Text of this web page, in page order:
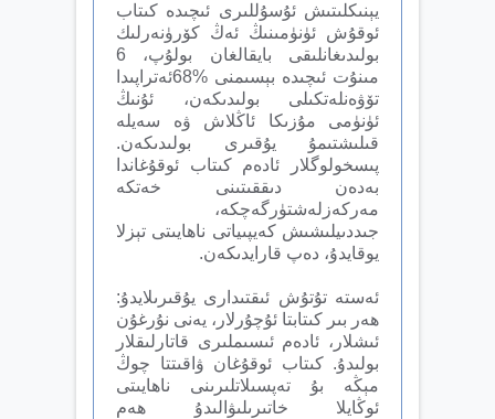
يېنىكلىتىش ئۇسۇللىرى ئىچىدە كىتاب
ئوقۇش ئۈنۈمىنىڭ ئەڭ كۆرۈنەرلىك
بولىدىغانلىقى بايقالغان بولۇپ، 6
مىنۇت ئىچىدە بېسىمنى %68ئەتراپىدا
تۆۋەنلەتكىلى بولىدىكەن، ئۇنىڭ
ئۈنۈمى مۇزىكا ئاڭلاش ۋە سەيلە
قىلىشتىمۇ يۇقىرى بولىدىكەن.
پىسخولوگلار ئادەم كىتاب ئوقۇغاندا
بەدەن دىققىتىنى خەتكە
مەركەزلەشتۈرگەچكە،
جىددىيلىشىش كەيپىياتى ناھايىتى تېزلا
يوقايدۇ، دەپ قارايدىكەن.
ئەستە تۇتۇش ئىقتىدارى يۇقىرىلايدۇ:
ھەر بىر كىتابتا ئۇچۇرلار، يەنى نۇرغۇن
ئىشلار، ئادەم ئىسىملىرى قاتارلىقلار
بولىدۇ. كىتاب ئوقۇغان ۋاقىتتا چوڭ
مېڭە بۇ تەپسىلاتلىرىنى ناھايىتى
ئوڭايلا خاتىرىلىۋالىدۇ ھەم